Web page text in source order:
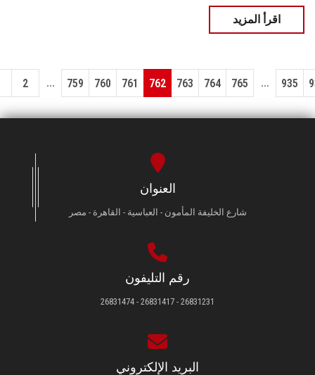
اقرأ المزيد
2 ... 759 760 761 762 763 764 765 ... 935
العنوان
شارع الخليفة المأمون - العباسية - القاهرة - مصر
رقم التليفون
26831231 - 26831417 - 26831474
البريد الإلكتروني